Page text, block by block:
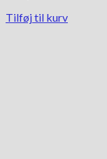
Tilføj til kurv